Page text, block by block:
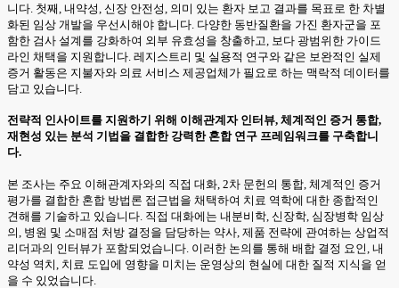
니다. 첫째, 내약성, 신장 안전성, 의미 있는 환자 보고 결과를 목표로 한 차별
화된 임상 개발을 우선시해야 합니다. 다양한 동반질환을 가진 환자군을 포
함한 검사 설계를 강화하여 외부 유효성을 창출하고, 보다 광범위한 가이드
라인 채택을 지원합니다. 레지스트리 및 실용적 연구와 같은 보완적인 실제
증거 활동은 지불자와 의료 서비스 제공업체가 필요로 하는 맥락적 데이터를
담고 있습니다.
전략적 인사이트를 지원하기 위해 이해관계자 인터뷰, 체계적인 증거 통합,
재현성 있는 분석 기법을 결합한 강력한 혼합 연구 프레임워크를 구축합니
다.
본 조사는 주요 이해관계자와의 직접 대화, 2차 문헌의 통합, 체계적인 증거
평가를 결합한 혼합 방법론 접근법을 채택하여 치료 역학에 대한 종합적인
견해를 기술하고 있습니다. 직접 대화에는 내분비학, 신장학, 심장병학 임상
의, 병원 및 소매점 처방 결정을 담당하는 약사, 제품 전략에 관여하는 상업적
리더과의 인터뷰가 포함되었습니다. 이러한 논의를 통해 배합 결정 요인, 내
약성 역치, 치료 도입에 영향을 미치는 운영상의 현실에 대한 질적 지식을 얻
을 수 있었습니다.